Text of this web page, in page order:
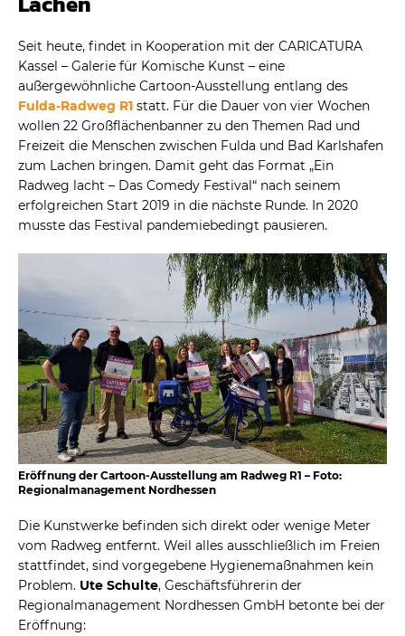
Seit heute, findet in Kooperation mit der CARICATURA
Kassel – Galerie für Komische Kunst – eine
außergewöhnliche Cartoon-Ausstellung entlang des
Fulda-Radweg R1 statt. Für die Dauer von vier Wochen
wollen 22 Großflächenbanner zu den Themen Rad und
Freizeit die Menschen zwischen Fulda und Bad Karlshafen
zum Lachen bringen. Damit geht das Format „Ein
Radweg lacht – Das Comedy Festival“ nach seinem
erfolgreichen Start 2019 in die nächste Runde. In 2020
musste das Festival pandemiebedingt pausieren.
Eröffnung der Cartoon-Ausstellung am Radweg R1 – Foto:
Regionalmanagement Nordhessen
Die Kunstwerke befinden sich direkt oder wenige Meter
vom Radweg entfernt. Weil alles ausschließlich im Freien
stattfindet, sind vorgegebene Hygienemaßnahmen kein
Problem. Ute Schulte, Geschäftsführerin der
Regionalmanagement Nordhessen GmbH betonte bei der
Eröffnung: